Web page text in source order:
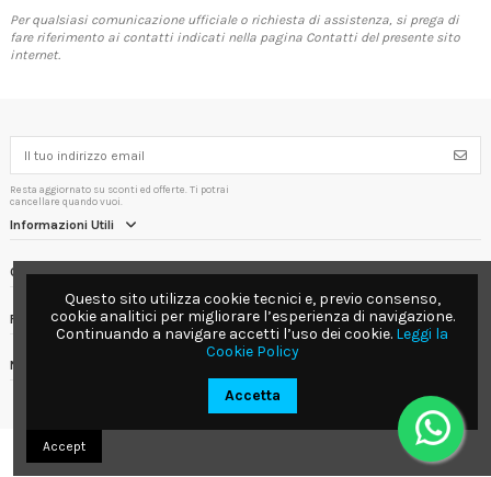
Per qualsiasi comunicazione ufficiale o richiesta di assistenza, si prega di
fare riferimento ai contatti indicati nella pagina Contatti del presente sito
internet.
Resta aggiornato su sconti ed offerte. Ti potrai
cancellare quando vuoi.
Informazioni Utili
Contact us
Follow us
Newsletter
Questo sito utilizza cookie tecnici e, previo consenso,
cookie analitici per migliorare l’esperienza di navigazione.
Continuando a navigare accetti l’uso dei cookie. Leggi la
Cookie Policy
Accetta
Accept